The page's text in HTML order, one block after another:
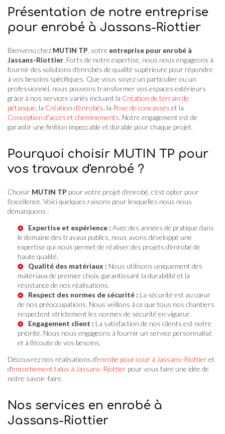
Présentation de notre entreprise
pour enrobé à Jassans-Riottier
Bienvenu chez MUTIN TP , votre entreprise pour enrobé à
Jassans-Riottier. Forts de notre expertise, nous nous engageons à
fournir des solutions d'enrobés de qualité supérieure pour répondre
à vos besoins spécifiques. Que vous soyez un particulier ou un
professionnel, nous pouvons transformer vos espaces extérieurs
grâce à nos services variés incluant la Création de terrain de
pétanque , la Création d'enrobés , la Pose de concassés et la
Conception d'accès et cheminements. Notre engagement est de
garantir une finition impeccable et durable pour chaque projet.
Pourquoi choisir MUTIN TP pour
vos travaux d'enrobé ?
Choisir MUTIN TP pour votre projet d'enrobé, c'est opter pour
l'excellence. Voici quelques raisons pour lesquelles nous nous
démarquons :
Expertise et expérience : Avec des années de pratique dans
le domaine des travaux publics, nous avons développé une
expertise qui nous permet de réaliser des projets d'enrobé de
haute qualité.
Qualité des matériaux : Nous utilisons uniquement des
matériaux de premier choix, garantissant la durabilité et la
résistance de nos réalisations.
Respect des normes de sécurité : La sécurité est au cœur
de nos préoccupations. Nous veillons à ce que tous nos chantiers
respectent strictement les normes de sécurité en vigueur.
Engagement client : La satisfaction de nos clients est notre
priorité. Nous nous engageons à fournir un service personnalisé
et à l'écoute de vos besoins.
Découvrez nos réalisations d'enrobe pour cour à Jassans-Riottieret
d'enrochement talus à Jassans-Riottier pour vous faire une idée de
notre savoir-faire.
Nos services en enrobé à
Jassans-Riottier